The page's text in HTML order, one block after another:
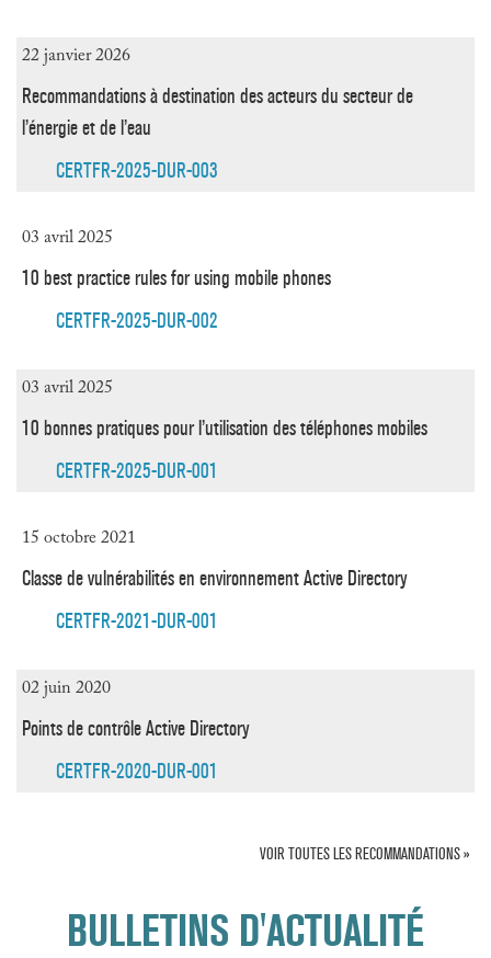
22 janvier 2026
CERTFR-2025-DUR-003
Recommandations à destination des acteurs du secteur de
l’énergie et de l’eau
03 avril 2025
CERTFR-2025-DUR-002
10 best practice rules for using mobile phones
03 avril 2025
CERTFR-2025-DUR-001
10 bonnes pratiques pour l’utilisation des téléphones mobiles
15 octobre 2021
CERTFR-2021-DUR-001
Classe de vulnérabilités en environnement Active Directory
02 juin 2020
CERTFR-2020-DUR-001
Points de contrôle Active Directory
VOIR TOUTES LES RECOMMANDATIONS »
BULLETINS D'ACTUALITÉ